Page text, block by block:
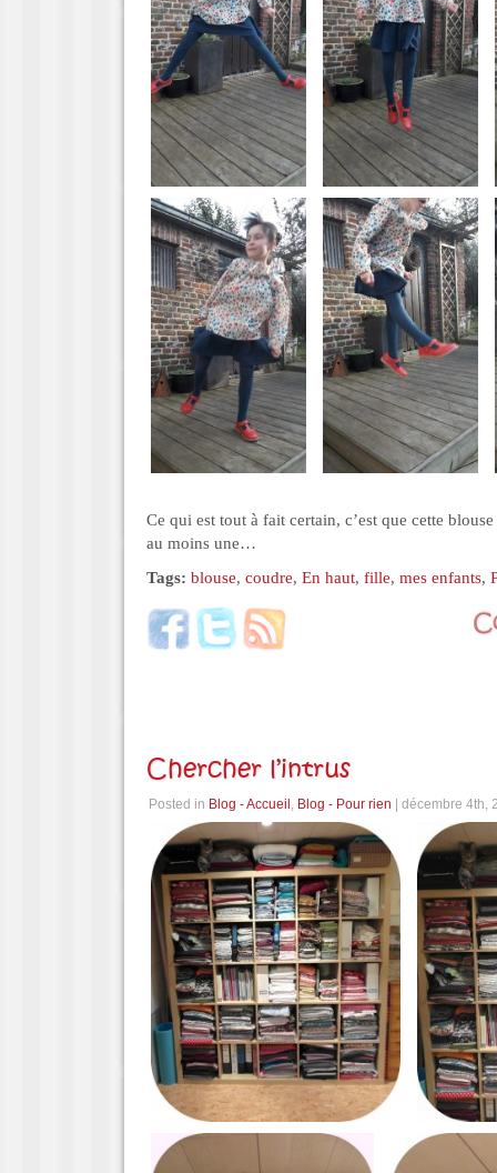
Ce qui est tout à fait certain, c’est que cette
au moins une…
Tags: blouse, coudre, En haut, fille, mes enfants,
Chercher l’intrus
Posted in Blog - Accueil , Blog - Pour rien | décembre 4th,